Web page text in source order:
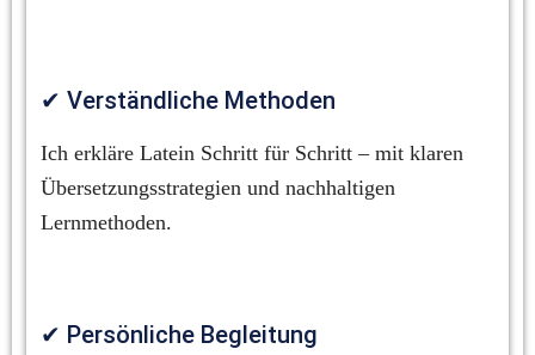
✔ Verständliche Methoden
Ich erkläre Latein Schritt für Schritt – mit klaren
Übersetzungsstrategien und nachhaltigen
Lernmethoden.
✔ Persönliche Begleitung